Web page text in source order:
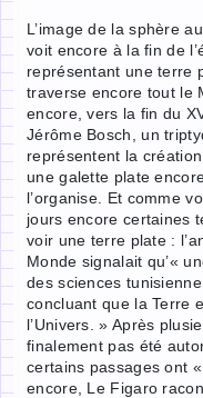
L’image de la sphère
voit encore à la fin de
représentant une terre
traverse encore tout le
encore, vers la fin du
Jérôme Bosch, un
représentent la
une galette plate
l’organise. Et comme
jours encore certaines
voir une terre plate :
Monde signalait qu’«
des sciences
concluant que la Terre
l’Univers. » Après
finalement pas été
certains passages ont
encore, Le Figaro